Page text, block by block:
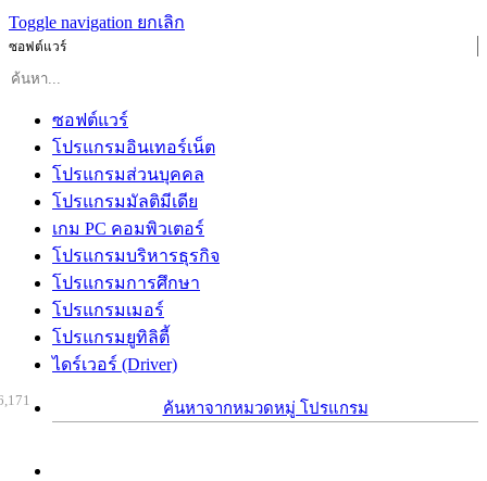
Toggle navigation ยกเลิก
ซอฟต์แวร์
ซอฟต์แวร์
โปรแกรมอินเทอร์เน็ต
โปรแกรมส่วนบุคคล
โปรแกรมมัลติมีเดีย
เกม PC คอมพิวเตอร์
โปรแกรมบริหารธุรกิจ
โปรแกรมการศึกษา
โปรแกรมเมอร์
โปรแกรมยูทิลิตี้
ไดร์เวอร์ (Driver)
ค้นหาจากหมวดหมู่ โปรแกรม